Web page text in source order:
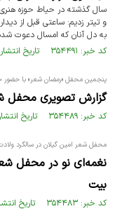
سال گذشته در حیاط حوزه هنری
و تیتر زدیم: ساعتی قبل از
به دل آنان که امسال دعوت
کد خبر: ۳۵۴۴۹۱ تاریخ انتشار : ۱۴۰۴/۱۲/۲۴
پنجمین محفل «رمضان شعر» با حضور
گزارش تصویری محفل
کد خبر: ۳۵۴۴۸۹ تاریخ انتشار : ۱۴۰۴/۱۲/۲۳
محفل شعر امین گیلان در سالگرد
نغمه‌ای نو در محفل
بیت
کد خبر: ۳۵۴۴۸۳ تاریخ انتشار : ۱۴۰۴/۱۲/۱۹